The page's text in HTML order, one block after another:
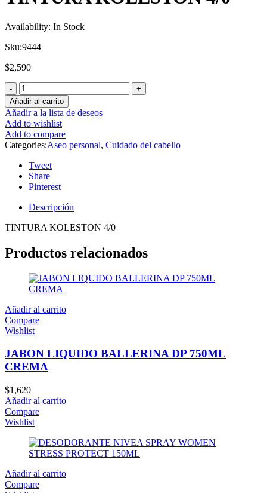
Availability: In Stock
Sku:9444
$2,590
Añadir al carrito
Añadir a la lista de deseos
Add to wishlist
Add to compare
Categories:Aseo personal, Cuidado del cabello
Tweet
Share
Pinterest
Descripción
TINTURA KOLESTON 4/0
Productos relacionados
Añadir al carrito
Compare
Wishlist
JABON LIQUIDO BALLERINA DP 750ML
CREMA
$1,620
Añadir al carrito
Compare
Wishlist
Añadir al carrito
Compare